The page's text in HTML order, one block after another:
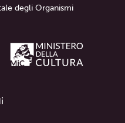
degli Organismi